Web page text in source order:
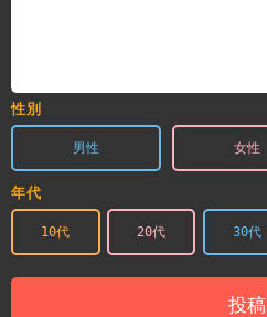
性別
男性 女性
年代
10代 20代 30代
投稿